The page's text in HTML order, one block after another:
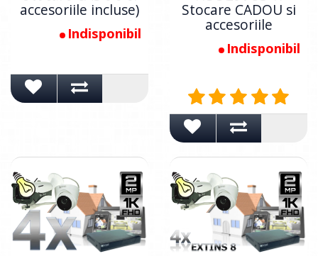
accesoriile incluse)
Indisponibil
Stocare CADOU si
accesoriile
Indisponibil